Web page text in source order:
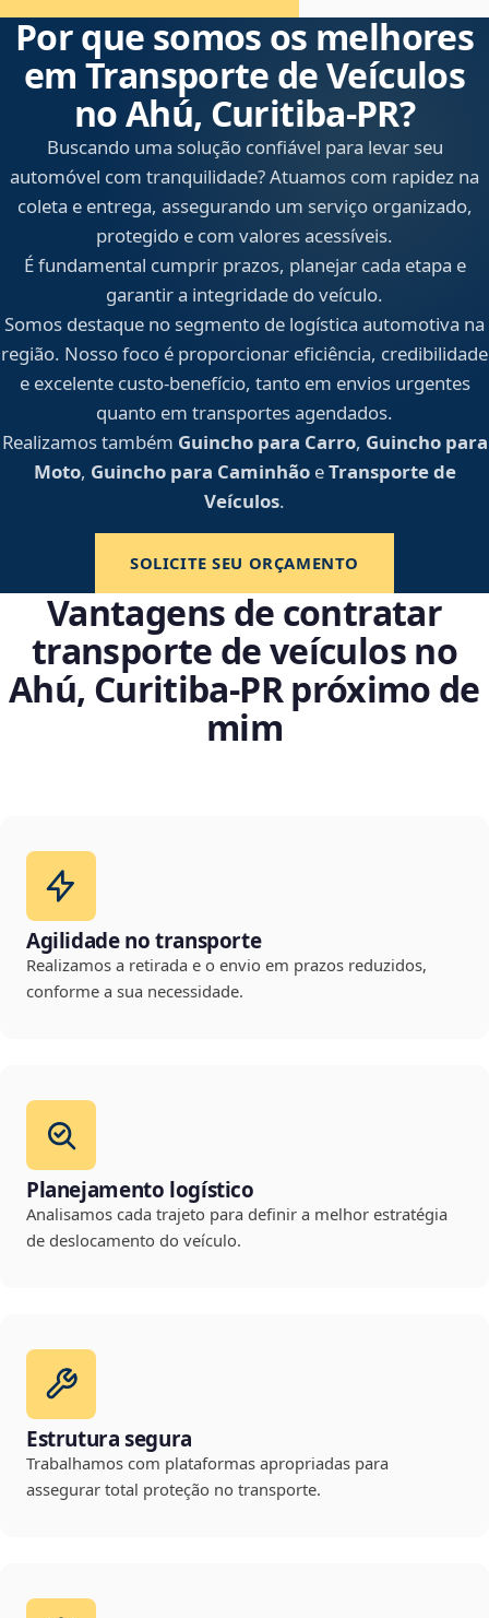
Por que somos os melhores
em Transporte de Veículos
no Ahú, Curitiba‑PR?
Buscando uma solução confiável para levar seu
automóvel com tranquilidade? Atuamos com rapidez na
coleta e entrega, assegurando um serviço organizado,
protegido e com valores acessíveis.
É fundamental cumprir prazos, planejar cada etapa e
garantir a integridade do veículo.
Somos destaque no segmento de logística automotiva na
região. Nosso foco é proporcionar eficiência, credibilidade
e excelente custo-benefício, tanto em envios urgentes
quanto em transportes agendados.
Realizamos também Guincho para Carro, Guincho para
Moto, Guincho para CaminhãoeTransporte de
Veículos.
SOLICITE SEU ORÇAMENTO
Vantagens de contratar
transporte de veículos no
Ahú, Curitiba‑PR próximo de
mim
Agilidade no transporte
Realizamos a retirada e o envio em prazos reduzidos,
conforme a sua necessidade.
Planejamento logístico
Analisamos cada trajeto para definir a melhor estratégia
de deslocamento do veículo.
Estrutura segura
Trabalhamos com plataformas apropriadas para
assegurar total proteção no transporte.